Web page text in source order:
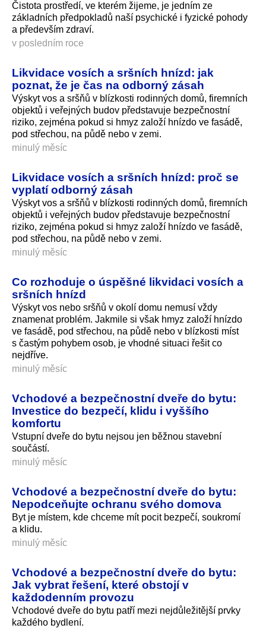
Čistota prostředí, ve kterém žijeme, je jedním ze
základních předpokladů naší psychické i fyzické pohody
a především zdraví.
v posledním roce
Likvidace vosích a sršních hnízd: jak
poznat, že je čas na odborný zásah
Výskyt vos a sršňů v blízkosti rodinných domů, firemních
objektů i veřejných budov představuje bezpečnostní
riziko, zejména pokud si hmyz založí hnízdo ve fasádě,
pod střechou, na půdě nebo v zemi.
minulý měsíc
Likvidace vosích a sršních hnízd: proč se
vyplatí odborný zásah
Výskyt vos a sršňů v blízkosti rodinných domů, firemních
objektů i veřejných budov představuje bezpečnostní
riziko, zejména pokud si hmyz založí hnízdo ve fasádě,
pod střechou, na půdě nebo v zemi.
minulý měsíc
Co rozhoduje o úspěšné likvidaci vosích a
sršních hnízd
Výskyt vos nebo sršňů v okolí domu nemusí vždy
znamenat problém. Jakmile si však hmyz založí hnízdo
ve fasádě, pod střechou, na půdě nebo v blízkosti míst
s častým pohybem osob, je vhodné situaci řešit co
nejdříve.
minulý měsíc
Vchodové a bezpečnostní dveře do bytu:
Investice do bezpečí, klidu i vyššího
komfortu
Vstupní dveře do bytu nejsou jen běžnou stavební
součástí.
minulý měsíc
Vchodové a bezpečnostní dveře do bytu:
Nepodceňujte ochranu svého domova
Byt je místem, kde chceme mít pocit bezpečí, soukromí
a klidu.
minulý měsíc
Vchodové a bezpečnostní dveře do bytu:
Jak vybrat řešení, které obstojí v
každodenním provozu
Vchodové dveře do bytu patří mezi nejdůležitější prvky
každého bydlení.